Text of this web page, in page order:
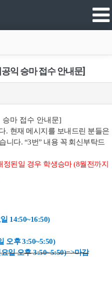
익 승마 접수 안내문]
마 접수 안내문]
. 현재 메시지를 보내드린 분들은
니다. “3번” 내용 꼭 회신부탁드
정된일 경우 학생승마(8월전까지
14:50~16:50)
오후3:50~5:50)
일 오후3:50~5:50)=>마감